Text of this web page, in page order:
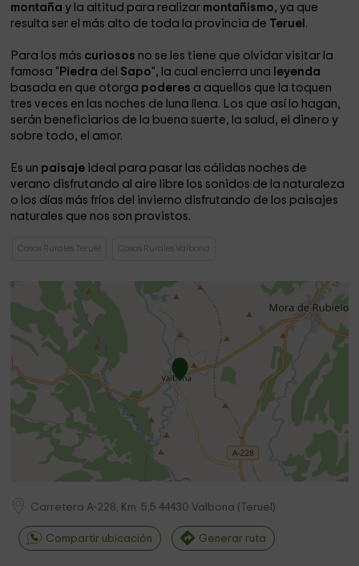
montaña y la altitud para realizar montañismo, ya que
resulta ser el más alto de toda la provincia de Teruel .
Para los más curiosos no se les tiene que olvidar visitar la
famosa " Piedra del Sapo", la cual encierra una leyenda
basada en que otorga poderes a aquellos que la toquen
tres veces en las noches de luna llena. Los que así lo hagan,
serán beneficiarios de la buena suerte, la salud, el dinero y
sobre todo, el amor.
Es un paisaje ideal para pasar las cálidas noches de
verano disfrutando al aire libre los sonidos de la naturaleza
o los días más fríos del invierno disfrutando de los paisajes
naturales que nos son provistos.
Casas Rurales Teruel Casas Rurales Valbona
Carretera A-228, Km. 5,5 44430 Valbona ( Teruel )
Compartir ubicación Generar ruta